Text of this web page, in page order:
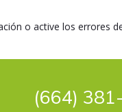
o active los errores
(664)